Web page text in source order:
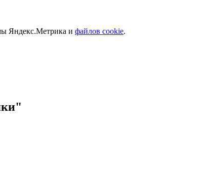
Яндекс.Метрика и файлов cookie.